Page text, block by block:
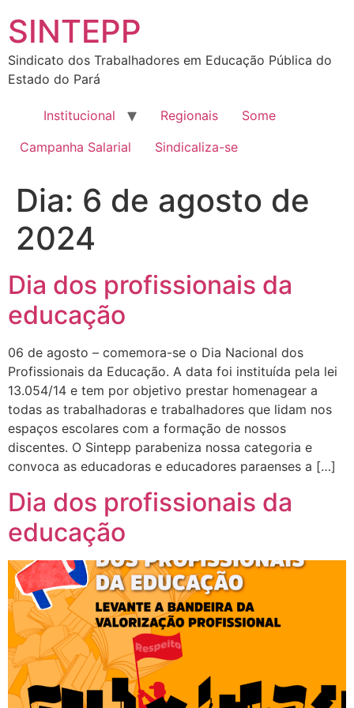
SINTEPP
Sindicato dos Trabalhadores em Educação Pública do
Estado do Pará
Institucional Regionais
Some
Campanha Salarial
Sindicaliza-se
Dia: 6 de agosto de
2024
Dia dos profissionais da
educação
06 de agosto – comemora-se o Dia Nacional dos
Profissionais da Educação. A data foi instituída pela lei
13.054/14 e tem por objetivo prestar homenagear a
todas as trabalhadoras e trabalhadores que lidam nos
espaços escolares com a formação de nossos
discentes. O Sintepp parabeniza nossa categoria e
convoca as educadoras e educadores paraenses a […]
Dia dos profissionais da
educação